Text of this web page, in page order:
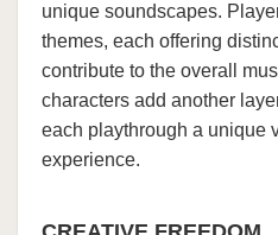
unique soundscapes.
themes, each offering
contribute to the overall
characters add another
each playthrough a unique
experience.